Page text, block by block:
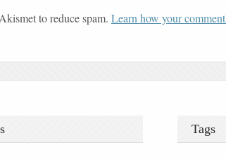
to reduce spam. Learn how your
Tags